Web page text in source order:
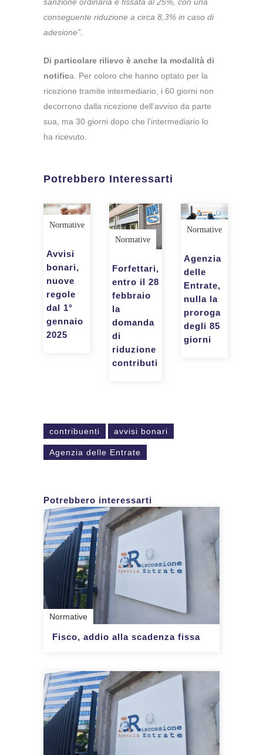
conseguente riduzione a circa 8,3% in caso di
adesione”.
Di particolare rilievo è anche la modalità di
notifica. Per coloro che hanno optato per la
ricezione tramite intermediario, i 60 giorni non
decorrono dalla ricezione dell’avviso da parte
sua, ma 30 giorni dopo che l’intermediario lo
ha ricevuto.
Potrebbero Interessarti
Normative
Avvisi
bonari,
nuove
regole
dal 1°
gennaio
2025
Normative
Forfettari,
entro il 28
febbraio
la
domanda
di
riduzione
contributi
Normative
Agenzia
delle
Entrate,
nulla la
proroga
degli 85
giorni
contribuenti avvisi bonari
Agenzia delle Entrate
Potrebbero interessarti
Normative
Fisco, addio alla scadenza fissa